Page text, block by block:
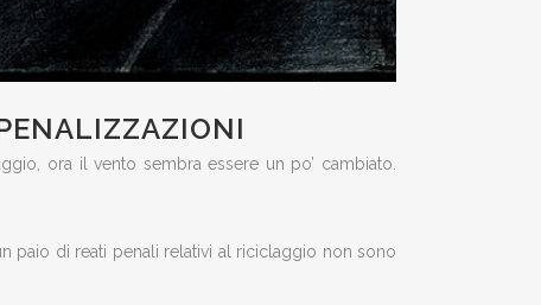
ora il vento sembra essere un po’ cambiato.
paio di reati penali relativi al riciclaggio non sono